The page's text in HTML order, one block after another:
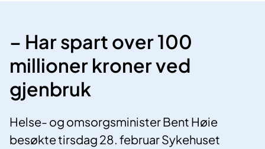
– Har spart over 100
millioner kroner ved
gjenbruk
Helse- og omsorgsminister Bent Høie
besøkte tirsdag 28. februar Sykehuset